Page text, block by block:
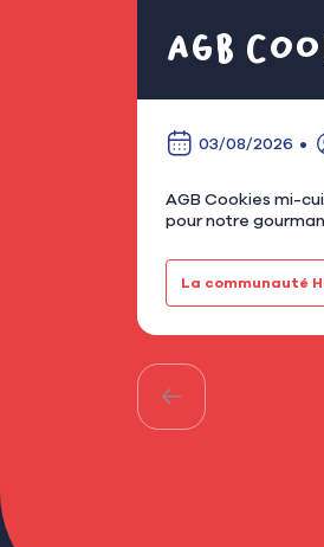
AGB
03/08/2026
AGB Cookies mi-cuits : l’art du cookie fondant à
pour notre
La communauté